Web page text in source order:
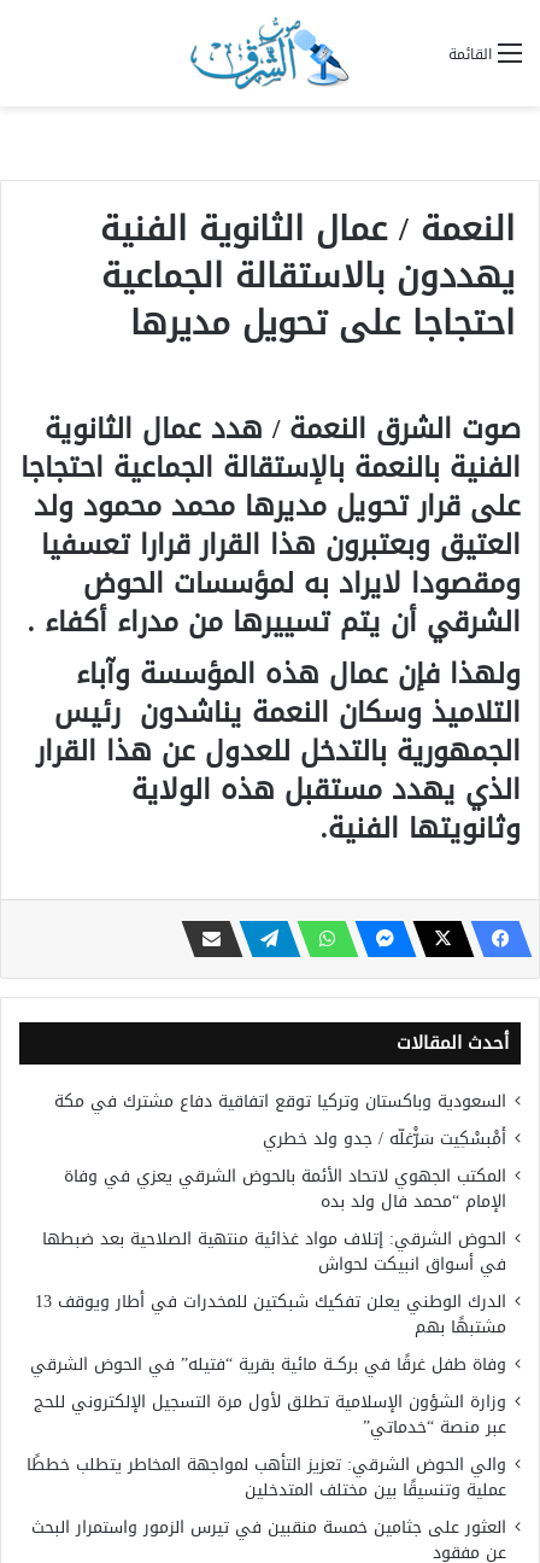
القائمة
النعمة / عمال الثانوية الفنية
يهددون بالاستقالة الجماعية
احتجاجا على تحويل مديرها
صوت الشرق النعمة / هدد عمال الثانوية
الفنية بالنعمة بالإستقالة الجماعية احتجاجا
على قرار تحويل مديرها محمد محمود ولد
العتيق وبعتبرون هذا القرار قرارا تعسفيا
ومقصودا لايراد به لمؤسسات الحوض
الشرقي أن يتم تسييرها من مدراء أكفاء .
ولهذا فإن عمال هذه المؤسسة وآباء
التلاميذ وسكان النعمة يناشدون رئيس
الجمهورية بالتدخل للعدول عن هذا القرار
الذي يهدد مستقبل هذه الولاية
وثانويتها الفنية.
أحدث المقالات
السعودية وباكستان وتركيا توقع اتفاقية دفاع مشترك في مكة
أَمْبسْكِيت سَرّْغلّه / جدو ولد خطري
المكتب الجهوي لاتحاد الأئمة بالحوض الشرقي يعزي في وفاة
الإمام “محمد فال ولد بده
الحوض الشرقي: إتلاف مواد غذائية منتهية الصلاحية بعد ضبطها
في أسواق انبيكت لحواش
الدرك الوطني يعلن تفكيك شبكتين للمخدرات في أطار ويوقف 13
مشتبهًا بهم
وفاة طفل غرقًا في بركــة مائية بقرية “فتيله” في الحوض الشرقي
وزارة الشؤون الإسلامية تطلق لأول مرة التسجيل الإلكتروني للحج
عبر منصة “خدماتي”
والي الحوض الشرقي: تعزيز التأهب لمواجهة المخاطر يتطلب خططًا
عملية وتنسيقًا بين مختلف المتدخلين
العثور على جثامين خمسة منقبين في تيرس الزمور واستمرار البحث
عن مفقود